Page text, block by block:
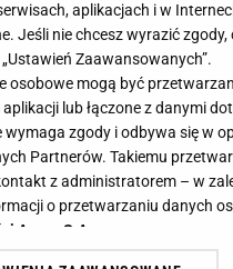
a hokej na
aplikacjach i w
Jeśli nie chcesz wyrazić
Zaawansowanych”.
osobowe mogą być
lub łączone z danymi
wymaga zgody i odbywa się w
Partnerów. Takiemu
z administratorem – w
o przetwarzaniu danych
Agora S.A.